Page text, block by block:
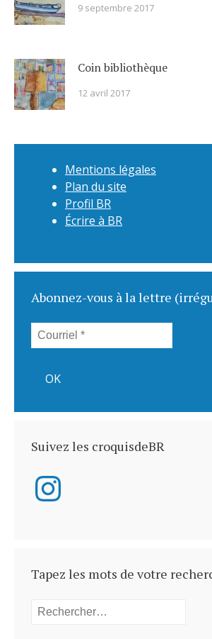
9 septembre 2017
Coin bibliothèque
12 avril 2017
Mentions légales
Plan du site
Profil BR
Écrire à BR
Abonnez-vous à la lettre
Suivez les croquisdeBR
Instagram
Tapez les mots de votre
Rechercher :